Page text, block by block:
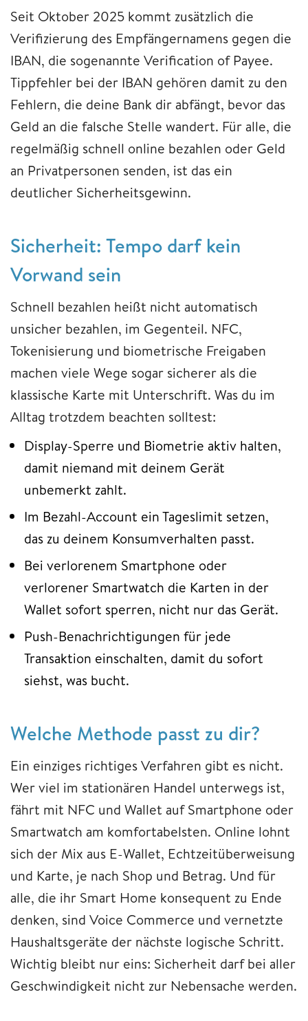
Seit Oktober 2025 kommt zusätzlich die
Verifizierung des Empfängernamens gegen die
IBAN, die sogenannte Verification of Payee.
Tippfehler bei der IBAN gehören damit zu den
Fehlern, die deine Bank dir abfängt, bevor das
Geld an die falsche Stelle wandert. Für alle, die
regelmäßig schnell online bezahlen oder Geld
an Privatpersonen senden, ist das ein
deutlicher Sicherheitsgewinn.
Sicherheit: Tempo darf kein
Vorwand sein
Schnell bezahlen heißt nicht automatisch
unsicher bezahlen, im Gegenteil. NFC,
Tokenisierung und biometrische Freigaben
machen viele Wege sogar sicherer als die
klassische Karte mit Unterschrift. Was du im
Alltag trotzdem beachten solltest:
Display-Sperre und Biometrie aktiv halten,
damit niemand mit deinem Gerät
unbemerkt zahlt.
Im Bezahl-Account ein Tageslimit setzen,
das zu deinem Konsumverhalten passt.
Bei verlorenem Smartphone oder
verlorener Smartwatch die Karten in der
Wallet sofort sperren, nicht nur das Gerät.
Push-Benachrichtigungen für jede
Transaktion einschalten, damit du sofort
siehst, was bucht.
Welche Methode passt zu dir?
Ein einziges richtiges Verfahren gibt es nicht.
Wer viel im stationären Handel unterwegs ist,
fährt mit NFC und Wallet auf Smartphone oder
Smartwatch am komfortabelsten. Online lohnt
sich der Mix aus E-Wallet, Echtzeitüberweisung
und Karte, je nach Shop und Betrag. Und für
alle, die ihr Smart Home konsequent zu Ende
denken, sind Voice Commerce und vernetzte
Haushaltsgeräte der nächste logische Schritt.
Wichtig bleibt nur eins: Sicherheit darf bei aller
Geschwindigkeit nicht zur Nebensache werden.